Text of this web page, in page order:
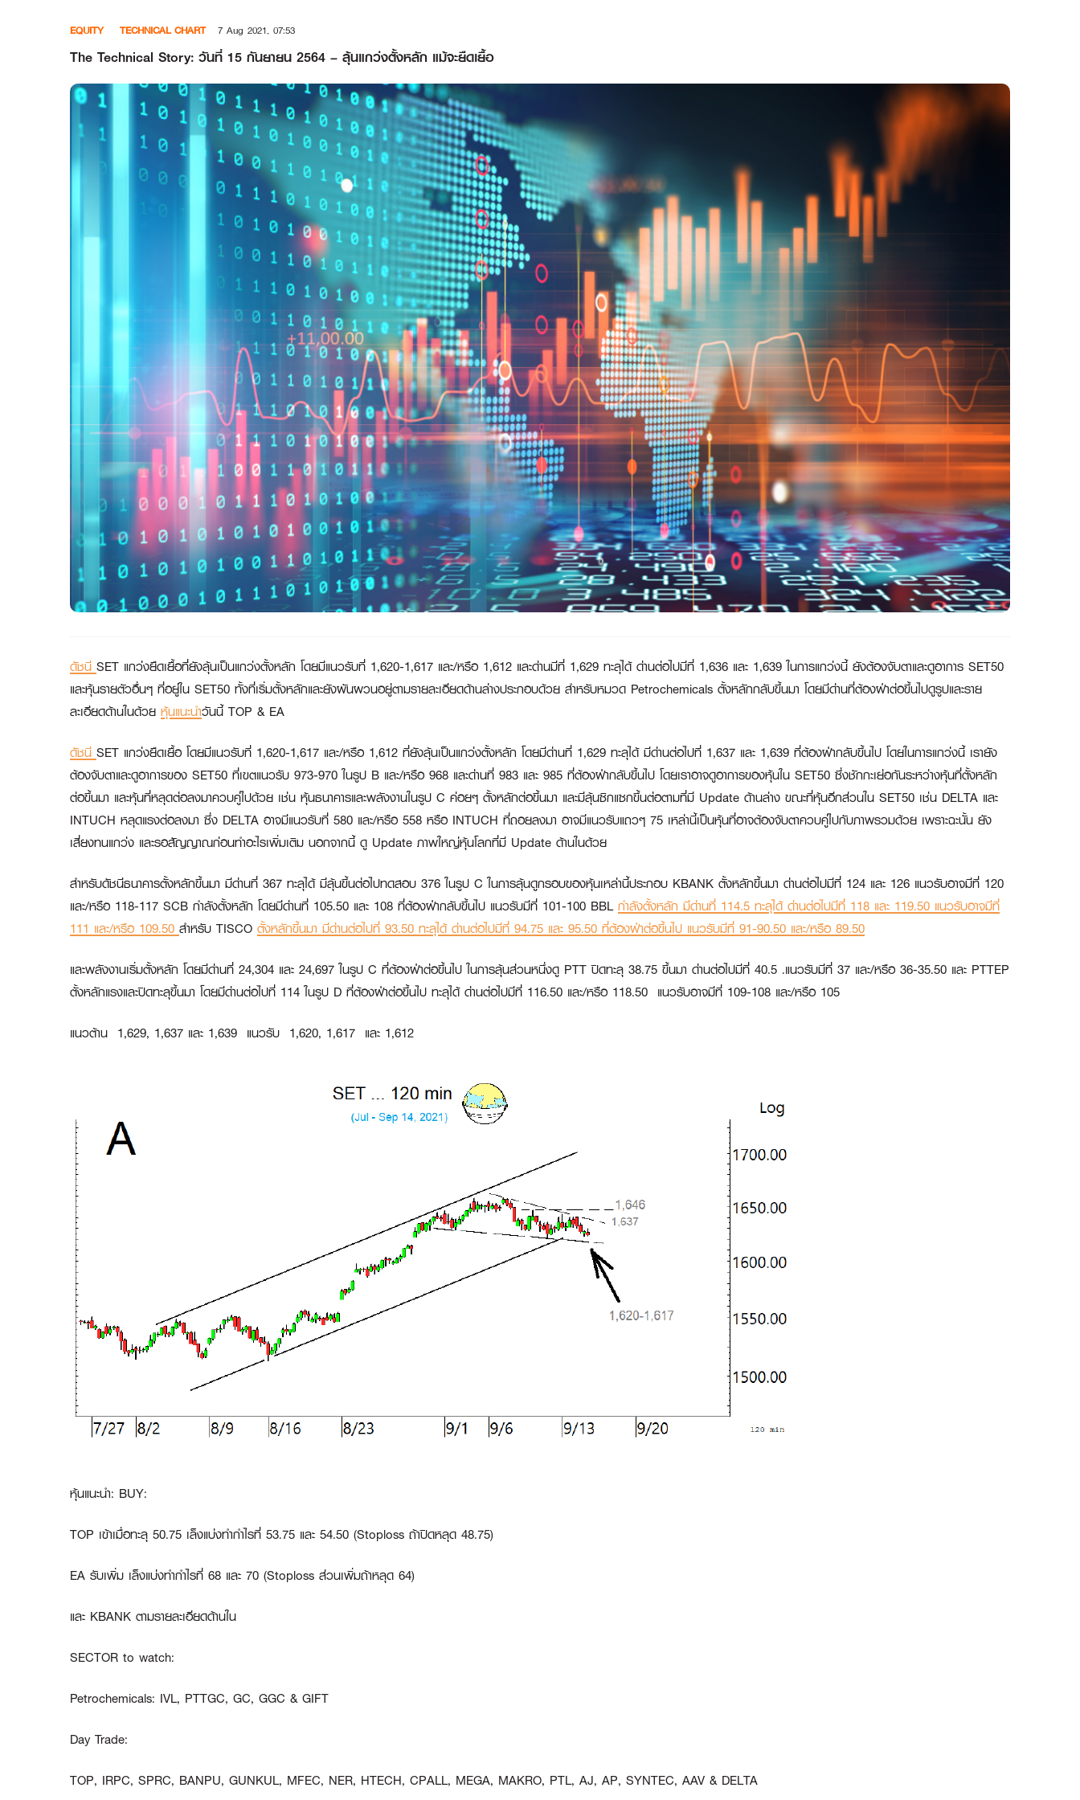
EQUITY TECHNICAL CHART 7 Aug 2021, 07:53
The Technical Story: วันที่ 15 กันยายน 2564 – ลุ้นแกว่งตั้งหลัก แม้จะยืดเยื้อ
ดัชนี SET แกว่งยืดเยื้อที่ยังลุ้นเป็นแกว่งตั้งหลัก โดยมีแนวรับที่ 1,620-1,617 และ/หรือ 1,612 และด่านมีที่ 1,629 ทะลุได้ ด่านต่อไปมีที่ 1,636 และ 1,639 ในการแกว่งนี้ ยังต้องจับตาและดูอาการ SET50
และหุ้นรายตัวอื่นๆ ที่อยู่ใน SET50 ทั้งที่เริ่มตั้งหลักและยังผันผวนอยู่ตามรายละเอียดด้านล่างประกอบด้วย สำหรับหมวด Petrochemicals ตั้งหลักกลับขึ้นมา โดยมีด่านที่ต้องฝ่าต่อขึ้นไปดูรูปและราย
ละเอียดด้านในด้วย หุ้นแนะนำวันนี้TOP & EA
ดัชนี SET แกว่งยืดเยื้อ โดยมีแนวรับที่ 1,620-1,617 และ/หรือ 1,612 ที่ยังลุ้นเป็นแกว่งตั้งหลัก โดยมีด่านที่ 1,629 ทะลุได้ มีด่านต่อไปที่ 1,637 และ 1,639 ที่ต้องฝ่ากลับขึ้นไป โดยในการแกว่งนี้ เรายัง
ต้องจับตาและดูอาการของ SET50 ที่เขตแนวรับ 973-970 ในรูป B และ/หรือ 968 และด่านที่ 983 และ 985 ที่ต้องฝ่ากลับขึ้นไป โดยเราอาจดูอาการของหุ้นใน SET50 ซึ่งชักกะเย่อกันระหว่างหุ้นที่ตั้งหลัก
ต่อขึ้นมา และหุ้นที่หลุดต่อลงมาควบคู่ไปด้วย เช่น หุ้นธนาคารและพลังงานในรูป C ค่อยๆ ตั้งหลักต่อขึ้นมา และมีลุ้นซิกแซกขึ้นต่อตามที่มี Update ด้านล่าง ขณะที่หุ้นอีกส่วนใน SET50 เช่น DELTA และ
INTUCH หลุดแรงต่อลงมา ซึ่ง DELTA อาจมีแนวรับที่ 580 และ/หรือ 558 หรือ INTUCH ที่ถอยลงมา อาจมีแนวรับแถวๆ 75 เหล่านี้เป็นหุ้นที่อาจต้องจับตาควบคู่ไปกับภาพรวมด้วย เพราะฉะนั้น ยัง
เสี่ยงทนแกว่ง และรอสัญญาณก่อนทำอะไรเพิ่มเติม นอกจากนี้ ดู Update ภาพใหญ่หุ้นโลกที่มี Update ด้านในด้วย
สำหรับดัชนีธนาคารตั้งหลักขึ้นมา มีด่านที่ 367 ทะลุได้ มีลุ้นขึ้นต่อไปทดสอบ 376 ในรูป C ในการลุ้นดูกรอบของหุ้นเหล่านี้ประกอบ KBANK ตั้งหลักขึ้นมา ด่านต่อไปมีที่ 124 และ 126 แนวรับอาจมีที่ 120
และ/หรือ 118-117 SCB กำลังตั้งหลัก โดยมีด่านที่ 105.50 และ 108 ที่ต้องฝ่ากลับขึ้นไป แนวรับมีที่ 101-100 BBL กำลังตั้งหลัก มีด่านที่ 114.5 ทะลุได้ ด่านต่อไปมีที่ 118 และ 119.50 แนวรับอาจมีที่
111 และ/หรือ 109.50 สำหรับ TISCO ตั้งหลักขึ้นมา มีด่านต่อไปที่ 93.50 ทะลุได้ ด่านต่อไปมีที่ 94.75 และ 95.50 ที่ต้องฝ่าต่อขึ้นไป แนวรับมีที่ 91-90.50 และ/หรือ 89.50
และพลังงานเริ่มตั้งหลัก โดยมีด่านที่ 24,304 และ 24,697 ในรูป C ที่ต้องฝ่าต่อขึ้นไป ในการลุ้นส่วนหนึ่งดู PTTปิดทะลุ 38.75 ขึ้นมา ด่านต่อไปมีที่ 40.5 .แนวรับมีที่ 37 และ/หรือ 36-35.50 และ PTTEP
ตั้งหลักแรงและปิดทะลุขึ้นมา โดยมีด่านต่อไปที่ 114 ในรูป D ที่ต้องฝ่าต่อขึ้นไป ทะลุได้ ด่านต่อไปมีที่ 116.50 และ/หรือ 118.50 แนวรับอาจมีที่ 109-108 และ/หรือ 105
แนวต้าน 1,629, 1,637 และ 1,639 แนวรับ 1,620, 1,617 และ 1,612
หุ้นแนะนำ: BUY:
TOP เข้าเมื่อทะลุ 50.75 เล็งแบ่งทำกำไรที่ 53.75 และ 54.50 (Stoploss ถ้าปิดหลุด 48.75)
EA รับเพิ่ม เล็งแบ่งทำกำไรที่ 68 และ 70 (Stoploss ส่วนเพิ่มถ้าหลุด 64)
และ KBANK ตามรายละเอียดด้านใน
SECTOR to watch:
Petrochemicals: IVL, PTTGC, GC, GGC & GIFT
Day Trade:
TOP, IRPC, SPRC, BANPU, GUNKUL, MFEC, NER, HTECH, CPALL, MEGA, MAKRO, PTL, AJ, AP, SYNTEC, AAV & DELTA